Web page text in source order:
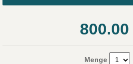
800.00
Menge